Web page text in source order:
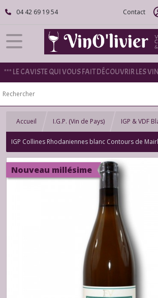
04 42 69 19 54 Contact
Accueil I.G.P. (Vin de Pays) IGP & VDF
IGP Collines Rhodaniennes blanc Contours de
Villard 75 cl.
Nouveau millésime